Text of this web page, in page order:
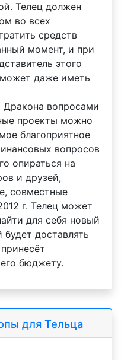
Телец должен
во всех
средств
момент, и при
этого
может даже иметь
Дракона вопросами
проекты можно
благоприятное
вопросов
опираться на
и друзей,
совместные
г. Телец может
для себя новый
доставлять
бюджету.
для Тельца